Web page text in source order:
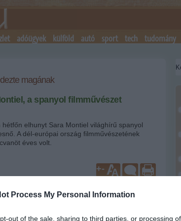
Process My Personal Information
out of the sale, sharing to third parties, or processing
adóügyek külföld autó sport tech tudomány
magának
a spanyol filmművészet
elhunyt Sara Montiel világhírű spanyol
A dél-európai ország filmművészetének
éves volt.
+-
eredeti neve María Antonia Abad Fernández
az érzékiség jelképévé vált, énekesnőként is
mío című balladákat is. Pályafutása során